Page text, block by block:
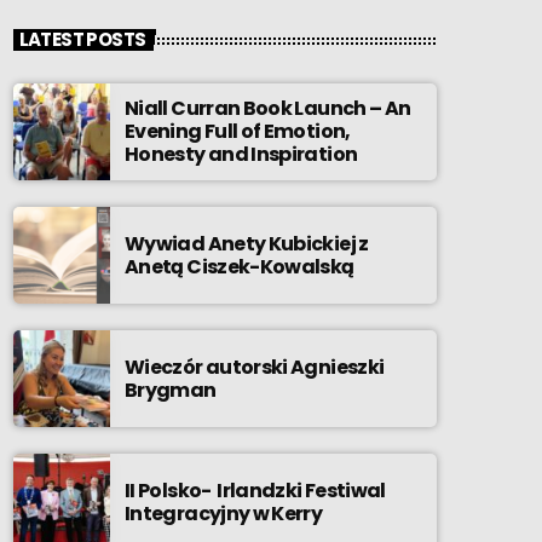
LATEST POSTS
Niall Curran Book Launch – An
Evening Full of Emotion,
Honesty and Inspiration
Wywiad Anety Kubickiej z
Anetą Ciszek-Kowalską
Wieczór autorski Agnieszki
Brygman
II Polsko- Irlandzki Festiwal
Integracyjny w Kerry